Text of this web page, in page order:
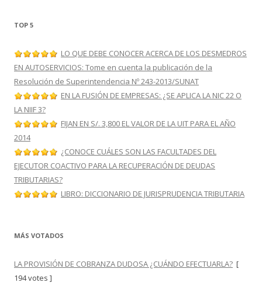
TOP 5
LO QUE DEBE CONOCER ACERCA DE LOS DESMEDROS
EN AUTOSERVICIOS: Tome en cuenta la publicación de la
Resolución de Superintendencia Nº 243-2013/SUNAT
EN LA FUSIÓN DE EMPRESAS: ¿SE APLICA LA NIC 22 O
LA NIIF 3?
FIJAN EN S/. 3,800 EL VALOR DE LA UIT PARA EL AÑO
2014
¿CONOCE CUÁLES SON LAS FACULTADES DEL
EJECUTOR COACTIVO PARA LA RECUPERACIÓN DE DEUDAS
TRIBUTARIAS?
LIBRO: DICCIONARIO DE JURISPRUDENCIA TRIBUTARIA
MÁS VOTADOS
LA PROVISIÓN DE COBRANZA DUDOSA ¿CUÁNDO EFECTUARLA? [
194 votes ]